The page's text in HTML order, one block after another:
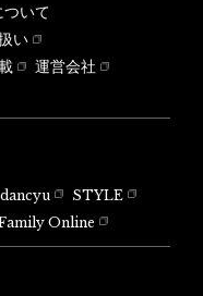
ついて
い
運営会社
dancyu
STYLE
Family Online